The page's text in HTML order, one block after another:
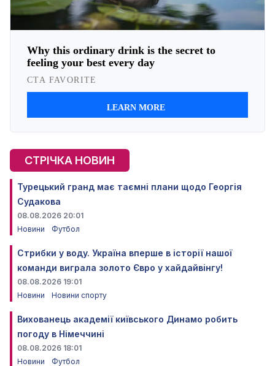
СТРІЧКА НОВИН
Турецький гранд має таємні плани щодо Георгія
Судакова
08.08.2026 20:01
Новини
Футбол
Стрибки у воду. Україна вперше в історії нашої
команди виграла золото Євро у хайдайвінгу!
08.08.2026 19:01
Новини
Новини спорту
Вихованець академії київського Динамо робить
погоду в Німеччині
08.08.2026 18:01
Новини
Футбол